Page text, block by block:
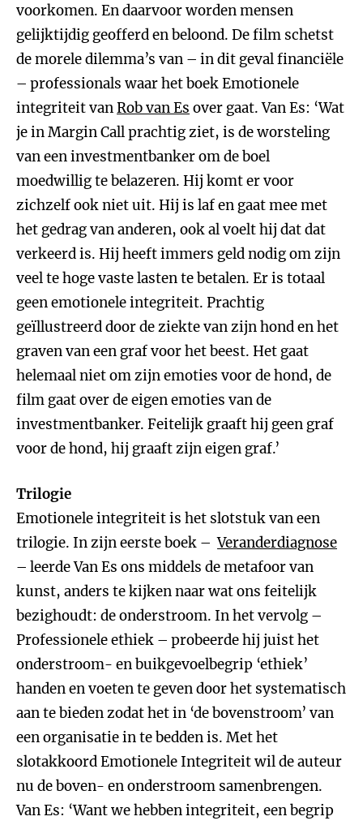
voorkomen. En daarvoor worden mensen
gelijktijdig geofferd en beloond. De film schetst
de morele dilemma’s van – in dit geval financiële
– professionals waar het boek Emotionele
integriteit vanRob van Es over gaat. Van Es: ‘Wat
je in Margin Call prachtig ziet, is de worsteling
van een investmentbanker om de boel
moedwillig te belazeren. Hij komt er voor
zichzelf ook niet uit. Hij is laf en gaat mee met
het gedrag van anderen, ook al voelt hij dat dat
verkeerd is. Hij heeft immers geld nodig om zijn
veel te hoge vaste lasten te betalen. Er is totaal
geen emotionele integriteit. Prachtig
geïllustreerd door de ziekte van zijn hond en het
graven van een graf voor het beest. Het gaat
helemaal niet om zijn emoties voor de hond, de
film gaat over de eigen emoties van de
investmentbanker. Feitelijk graaft hij geen graf
voor de hond, hij graaft zijn eigen graf.’
Trilogie
Emotionele integriteit is het slotstuk van een
trilogie. In zijn eerste boek –Veranderdiagnose
– leerde Van Es ons middels de metafoor van
kunst, anders te kijken naar wat ons feitelijk
bezighoudt: de onderstroom. In het vervolg –
Professionele ethiek – probeerde hij juist het
onderstroom- en buikgevoelbegrip ‘ethiek’
handen en voeten te geven door het systematisch
aan te bieden zodat het in ‘de bovenstroom’ van
een organisatie in te bedden is. Met het
slotakkoord Emotionele Integriteit wil de auteur
nu de boven- en onderstroom samenbrengen.
Van Es: ‘Want we hebben integriteit, een begrip